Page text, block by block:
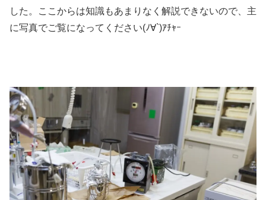
した。ここからは知識もあまりなく解説できないので、主
に写真でご覧になってください(ﾉ∀`)ｱﾁｬｰ